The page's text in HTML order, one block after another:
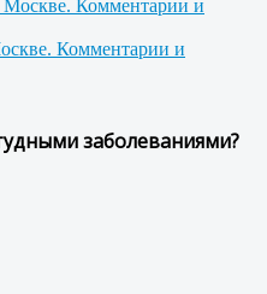
Комментарии и
заболеваниями?